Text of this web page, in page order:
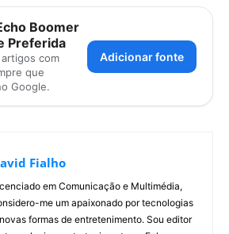
Boomer
Preferida
com
que
Google.
Adicionar fonte
Fialho
em Comunicação e Multimédia,
me um apaixonado por tecnologias
formas de entretenimento. Sou editor